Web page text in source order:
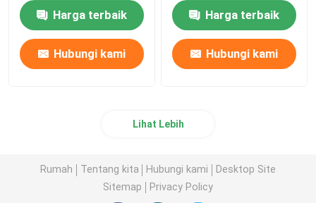
Pemotong Penggilingan Akhir Karbida
Bilah Gergaji Karbida Padat
Harga terbaik
Hubungi kami
Harga terbaik
Hubungi kami
Lihat Lebih
Rumah Tentang kita Hubungi kami
Desktop Site
Sitemap
Privacy Policy